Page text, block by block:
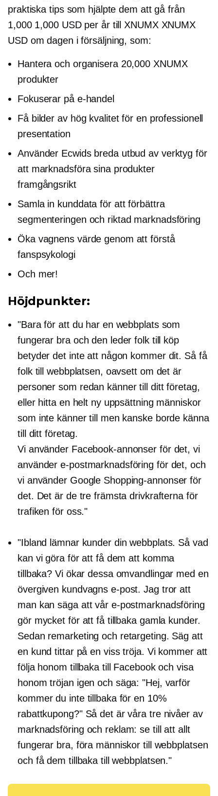
praktiska tips som hjälpte dem att gå från
1,000 1,000 USD per år till XNUMX XNUMX
USD om dagen i försäljning, som:
Hantera och organisera 20,000 XNUMX
produkter
Fokuserar på e-handel
Få bilder av hög kvalitet för en professionell
presentation
Använder Ecwids breda utbud av verktyg för
att marknadsföra sina produkter
framgångsrikt
Samla in kunddata för att förbättra
segmenteringen och riktad marknadsföring
Öka vagnens värde genom att förstå
fanspsykologi
Och mer!
Höjdpunkter:
"Bara för att du har en webbplats som
fungerar bra och den leder folk till köp
betyder det inte att någon kommer dit. Så få
folk till webbplatsen, oavsett om det är
personer som redan känner till ditt företag,
eller hitta en helt ny uppsättning människor
som inte känner till men kanske borde känna
till ditt företag.
Vi använder Facebook-annonser för det, vi
använder e-postmarknadsföring för det, och
vi använder Google Shopping-annonser för
det. Det är de tre främsta drivkrafterna för
trafiken för oss."
"Ibland lämnar kunder din webbplats. Så vad
kan vi göra för att få dem att komma
tillbaka? Vi ökar dessa omvandlingar med en
övergiven kundvagns e-post. Jag tror att
man kan säga att vår e-postmarknadsföring
gör mycket för att få tillbaka gamla kunder.
Sedan remarketing och retargeting. Säg att
en kund tittar på en viss tröja. Vi kommer att
följa honom tillbaka till Facebook och visa
honom tröjan igen och säga: "Hej, varför
kommer du inte tillbaka för en 10%
rabattkupong?" Så det är våra tre nivåer av
marknadsföring och reklam: se till att allt
fungerar bra, föra människor till webbplatsen
och få dem tillbaka till webbplatsen."